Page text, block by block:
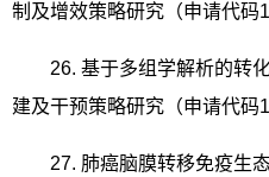
制及增效策略研究（申请代码1
26. 基于多组学解析的转
建及干预策略研究（申请代码1
27. 肺癌脑膜转移免疫生